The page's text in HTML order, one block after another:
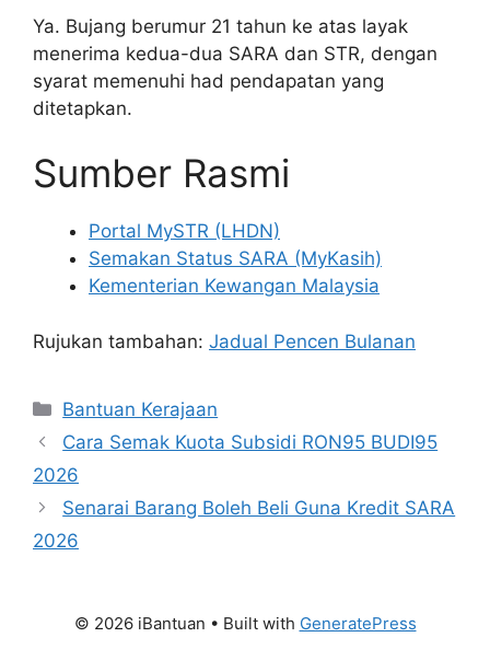
Ya. Bujang berumur 21 tahun ke atas layak
menerima kedua-dua SARA dan STR, dengan
syarat memenuhi had pendapatan yang
ditetapkan.
Sumber Rasmi
Portal MySTR (LHDN)
Semakan Status SARA (MyKasih)
Kementerian Kewangan Malaysia
Rujukan tambahan: Jadual Pencen Bulanan
Categories
Bantuan Kerajaan
Cara Semak Kuota Subsidi RON95 BUDI95
2026
Senarai Barang Boleh Beli Guna Kredit SARA
2026
© 2026 iBantuan • Built with GeneratePress